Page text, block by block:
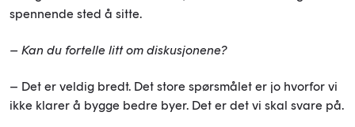
spennende sted å sitte.
– Kan du fortelle litt om diskusjonene?
– Det er veldig bredt. Det store spørsmålet er jo hvorfor vi
ikke klarer å bygge bedre byer. Det er det vi skal svare på.